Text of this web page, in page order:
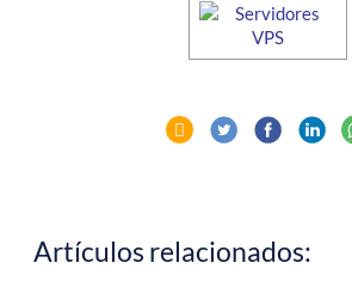
Artículos relacionados: